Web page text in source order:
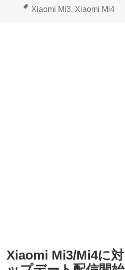
稿
成
タ
Xiaomi Mi3, Xiaomi Mi4
Xiaomi Mi3/Mi4に